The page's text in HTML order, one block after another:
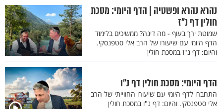
נהרא נהרא ופשטיה | הדף היומי: מסכת
חולין דף נ"ז
שמוטת ירך בעוף - מה דינה? ממשיכים בלימוד
הדף היומי עם שיעורו של הרב אלי סטפנסקי.
והיום: דף נ"ז במסכת חולין
הדף היומי: מסכת חולין דף נ"ו
התחברו לדף היומי עם שיעורו החווייתי של הרב
אלי סטפנסקי. והיום: דף נ"ו במסכת חולין